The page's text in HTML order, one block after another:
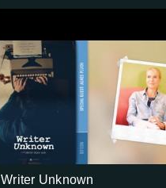
Writer Unknown